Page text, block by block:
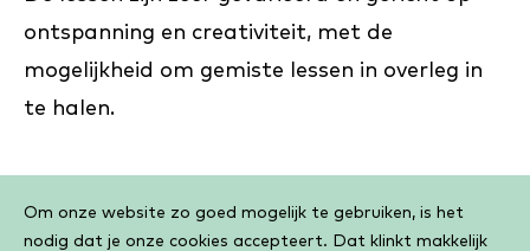
Cookiebar
Om onze website zo goed mogelijk te gebruiken, is het
nodig dat je onze cookies accepteert. Dat klinkt makkelijk
ontspanning en creativiteit, met de
mogelijkheid om gemiste lessen in overleg in
te halen.
Gorinchem.